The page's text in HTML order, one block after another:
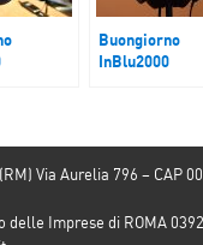
Buongiorno
InBlu2000
Via Aurelia 796 – CAP
delle Imprese di ROMA